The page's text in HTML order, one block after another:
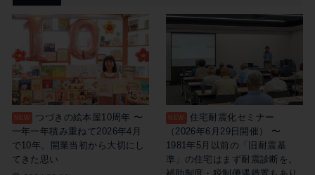
つづきの絵本屋10周年 〜
一年一年積み重ねて2026年4月
で10年。開業当初から大切にし
てきた思い
住宅耐震化セミナー
（2026年6月29日開催） 〜
1981年5月以前の「旧耐震基
準」の住宅はまず耐震診断を。